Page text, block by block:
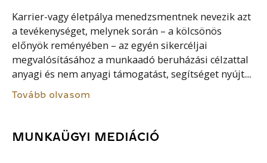
Karrier-vagy életpálya menedzsmentnek nevezik azt
a tevékenységet, melynek során – a kölcsönös
előnyök reményében – az egyén sikercéljai
megvalósításához a munkaadó beruházási célzattal
anyagi és nem anyagi támogatást, segítséget nyújt....
Tovább olvasom
MUNKAÜGYI MEDIÁCIÓ